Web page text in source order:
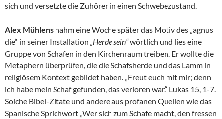
sich und versetzte die Zuhörer in einen Schwebezustand.
Alex Mühlens nahm eine Woche später das Motiv des „agnus
die“ in seiner Installation „Herde sein“wörtlich und lies eine
Gruppe von Schafen in den Kirchenraum treiben. Er wollte die
Metaphern überprüfen, die die Schafsherde und das Lamm in
religiösem Kontext gebildet haben. „Freut euch mit mir; denn
ich habe mein Schaf gefunden, das verloren war.“ Lukas 15, 1-7.
Solche Bibel-Zitate und andere aus profanen Quellen wie das
Spanische Sprichwort „Wer sich zum Schafe macht, den fressen